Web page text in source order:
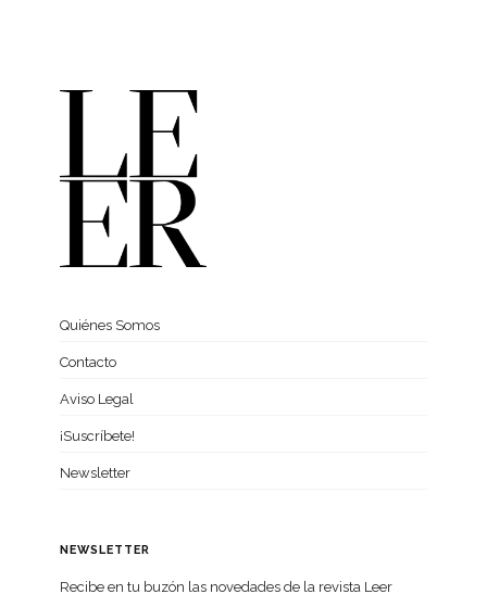
Quiénes Somos
Contacto
Aviso Legal
¡Suscríbete!
Newsletter
NEWSLETTER
Recibe en tu buzón las nove­da­des de la revista Leer